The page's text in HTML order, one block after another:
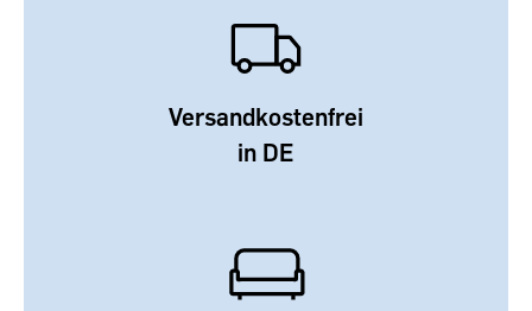
Versandkostenfrei
in DE